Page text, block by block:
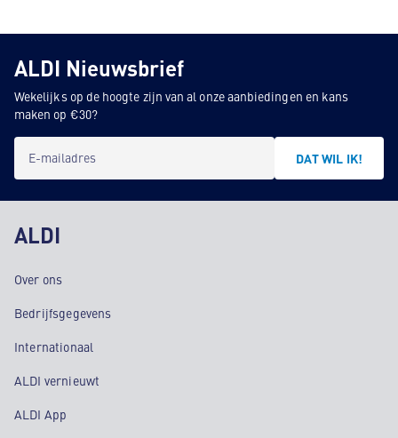
ALDI Nieuwsbrief
Wekelijks op de hoogte zijn van al onze aanbiedingen en kans
maken op €30?
E-mailadres DAT WIL IK!
ALDI
Over ons
Bedrijfsgegevens
Internationaal
ALDI vernieuwt
ALDI App